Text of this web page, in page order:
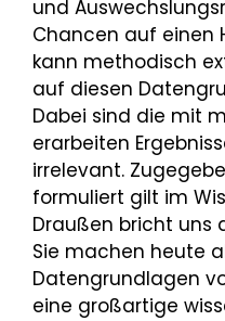
und
Chancen auf einen
kann methodisch
auf diesen
Dabei sind die mit
erarbeiten
irrelevant.
formuliert gilt im
Draußen bricht uns
Sie machen heute
Datengrundlagen
eine großartige